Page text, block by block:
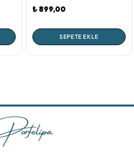
₺ 899,00
SEPETE EKLE